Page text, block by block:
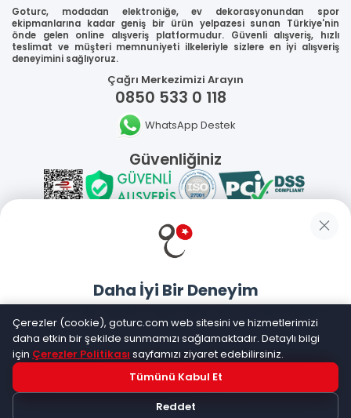
Goturc, modadan elektroniğe, ev dekorasyonundan spor
ekipmanlarına kadar geniş bir ürün yelpazesi sunan Türkiye'nin
önde gelen online alışveriş platformudur. Güvenli alışveriş, hızlı
teslimat ve müşteri memnuniyeti ilkeleriyle sizlere en iyi alışveriş
deneyimini sağlıyoruz.
Çağrı Merkezimizi Arayın
0850 533 0 118
WhatsApp Destek
Güvenliğiniz
Sosyal Medya
Mobil Uygulamalarımız
©2026Goturc – Her Zaman Daha İyisi Vardır
Daha İyi Bir Deneyim
Goturc mobil uygulamasıyla daha hızlı ve kolay alışveriş
yapın
Hemen Dene!
Çerezler (cookie), goturc.com web sitesini ve hizmetlerimizi
daha etkin bir şekilde sunmamızı sağlamaktadır. Detaylı bilgi
için Çerezler Politikası sayfamızı ziyaret edebilirsiniz.
Tümünü Kabul Et
Reddet